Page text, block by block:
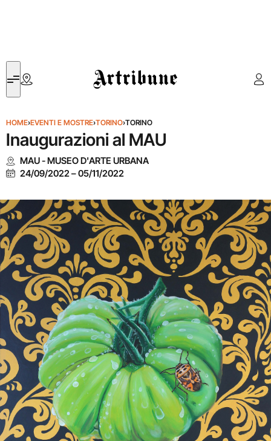
Artribune
HOME›EVENTI E MOSTRE›TORINO›TORINO
Inaugurazioni al MAU
MAU - MUSEO D'ARTE URBANA
24/09/2022–05/11/2022